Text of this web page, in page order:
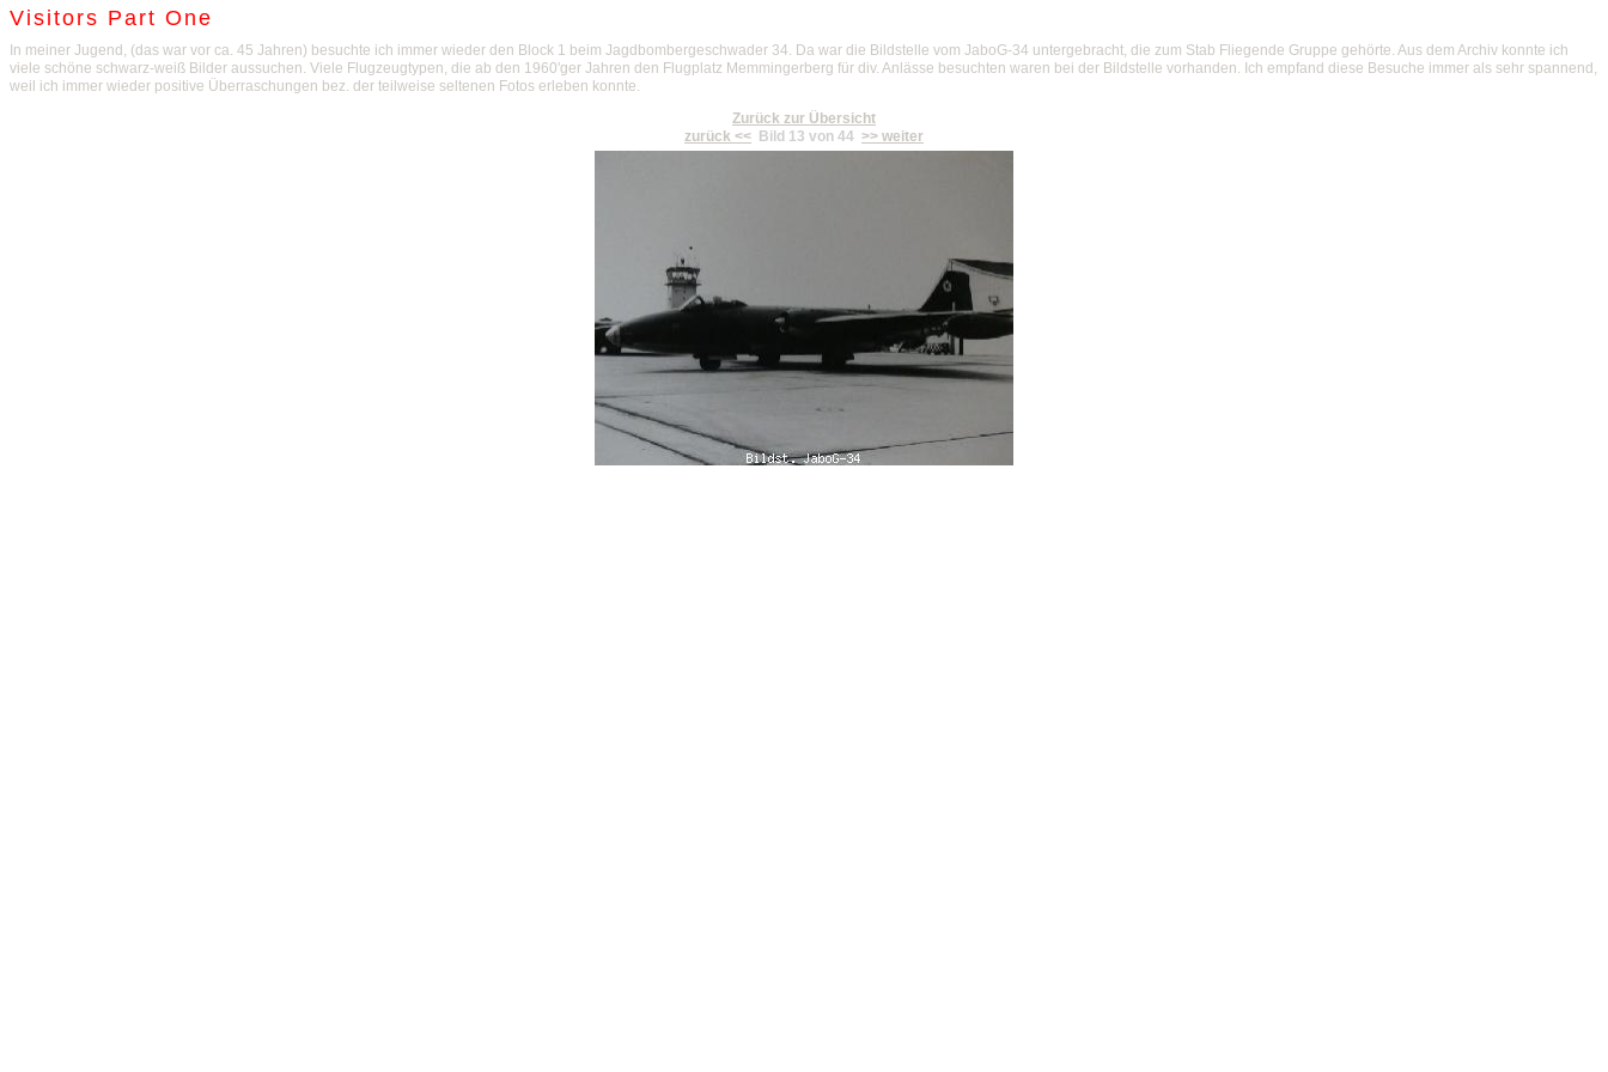
Visitors Part One
In meiner Jugend, (das war vor ca. 45 Jahren) besuchte ich immer wieder den Block 1 beim Jagdbombergeschwader 34. Da war die Bildstelle vom JaboG-34 untergebracht, die zum Stab Fliegende Gruppe gehörte. Aus dem Archiv konnte ich
viele schöne schwarz-weiß Bilder aussuchen. Viele Flugzeugtypen, die ab den 1960'ger Jahren den Flugplatz Memmingerberg für div. Anlässe besuchten waren bei der Bildstelle vorhanden. Ich empfand diese Besuche immer als sehr spannend,
weil ich immer wieder positive Überraschungen bez. der teilweise seltenen Fotos erleben konnte.
Zurück zur Übersicht
zurück << Bild 13 von 44 >> weiter